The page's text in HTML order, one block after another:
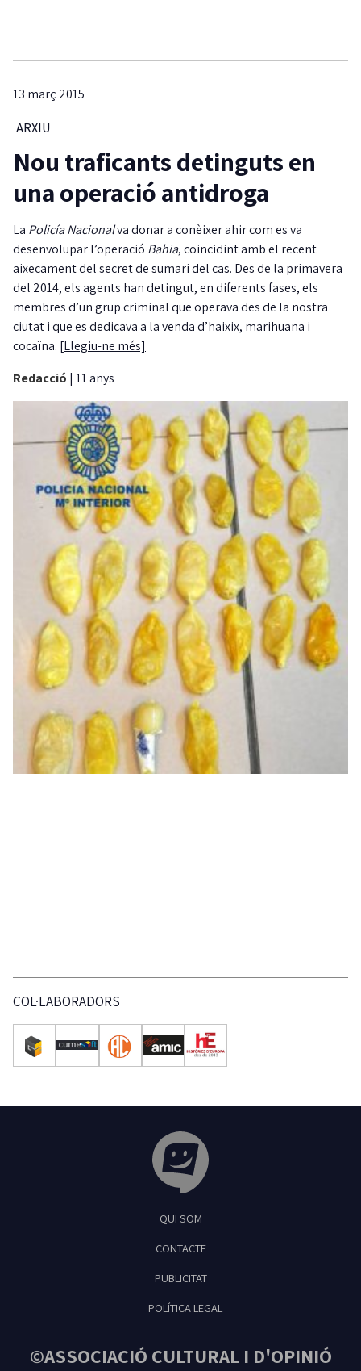
13 març 2015
ARXIU
Nou traficants detinguts en
una operació antidroga
La Policía Nacionalva donar a conèixer ahir com es va
desenvolupar l’operació Bahia, coincidint amb el recent
aixecament del secret de sumari del cas. Des de la primavera
del 2014, els agents han detingut, en diferents fases, els
membres d’un grup criminal que operava des de la nostra
ciutat i que es dedicava a la venda d’haixix, marihuana i
cocaïna. [Llegiu-ne més]
Redacció | 11 anys
COL·LABORADORS
Feliu de Guíxols
QUI SOM
CONTACTE
PUBLICITAT
POLÍTICA LEGAL
©ASSOCIACIÓ CULTURAL I D'OPINIÓ